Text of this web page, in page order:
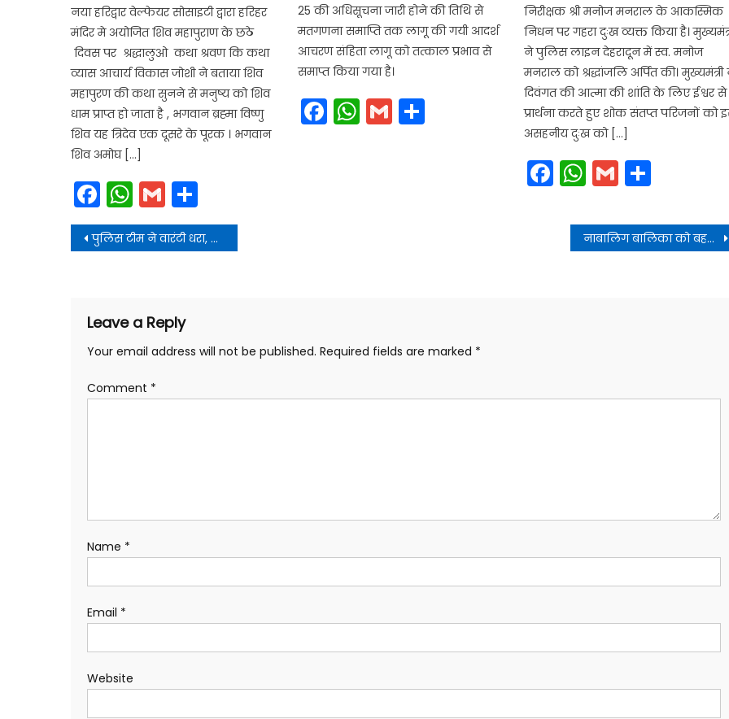
नया हरिद्वार वेल्फेयर सोसाइटी द्वारा हरिहर
मंदिर मे अयोजित शिव महापुराण के छठे
दिवस पर श्रद्धालुओ कथा श्रवण कि कथा
व्यास आचार्य विकास जोशी ने बताया शिव
महापुरण की कथा सुनने से मनुष्य को शिव
धाम प्राप्त हो जाता है , भगवान ब्रह्मा विष्णु
शिव यह त्रिदेव एक दूसरे के पूरक । भगवान
शिव अमोघ […]
Facebook
WhatsApp
Gmail
25 की अधिसूचना जारी होने की तिथि से
मतगणना समाप्ति तक लागू की गयी आदर्श
आचरण संहिता लागू को तत्काल प्रभाव से
समाप्त किया गया है।
Facebook
WhatsApp
GmailShare
निरीक्षक श्री मनोज मनराल के आकस्मिक
निधन पर गहरा दुःख व्यक्त किया है।
ने पुलिस लाइन देहरादून में स्व. मनोज
मनराल को श्रद्धांजलि अर्पित की। मुख्यमंत्री
दिवंगत की आत्मा की शांति के लिए ईश्वर से
प्रार्थना करते हुए शोक संतप्त परिजनों को
असहनीय दुःख को […]
Facebook
WhatsApp
Gmail
Post
navigation
पुलिस टीम ने वारंटी धरा, न्यायालय में पेश किए जाने की है तैयारी नाबालिग बालिका को बहला फुसलाकर अपने साथ भगाने वाले आरोपी को पुलिस टीम ने धर दबोचा
Leave a Reply
Your email address will not be published. Required fields are marked *
Comment *
Name *
Email *
Website